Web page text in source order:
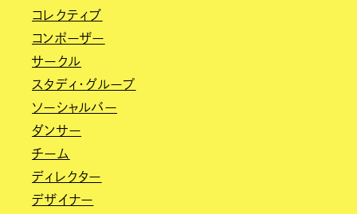
コレクティブ
コンポーザー
サークル
スタディ・グループ
ソーシャルバー
ダンサー
チーム
ディレクター
デザイナー